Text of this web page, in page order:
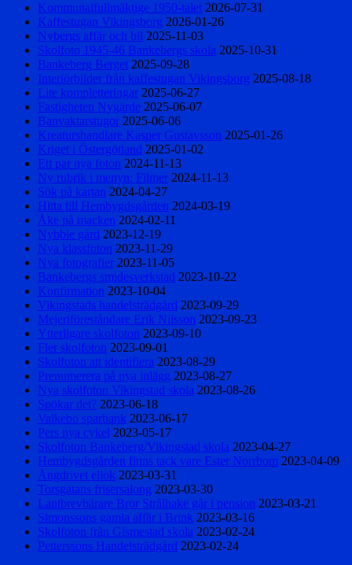
Kommunalfullmäktige 1950-talet 2026-07-31
Kaffestugan Vikingsborg 2026-01-26
Nybergs affär och bil 2025-11-03
Skolfoto 1945-46 Bankebergs skola 2025-10-31
Bankeberg Berget 2025-09-28
Interiörbilder från kaffestugan Vikingsborg 2025-08-18
Lite kompletteringar 2025-06-27
Fastigheten Nygärde 2025-06-07
Banvaktarstugor 2025-06-06
Kreaturshandlare Kasper Gustavsson 2025-01-26
Kriget i Östergötland 2025-01-02
Ett par nya foton 2024-11-13
Ny rubrik i menyn: Filmer 2024-11-13
Sök på kartan 2024-04-27
Hitta till Hembygdsgården 2024-03-19
Åke på macken 2024-02-11
Nybble gård 2023-12-19
Nya klassfoton 2023-11-29
Nya fotografier 2023-11-05
Bankebergs smidesverkstad 2023-10-22
Konfirmation 2023-10-04
Vikingstads handelsträdgård 2023-09-29
Mejeriföreståndare Erik Nilsson 2023-09-23
Ytterligare skolfoton 2023-09-10
Fler skolfoton 2023-09-01
Skolfoton att identifiera 2023-08-29
Prenumerera på nya inlägg 2023-08-27
Nya skolfoton Vikingstad skola 2023-08-26
Spökar det? 2023-06-18
Valkebo sparbank 2023-06-17
Pers nya cykel 2023-05-17
Skolfoton Bankeberg/Vikingstad skola 2023-04-27
Hembygdsgården finns tack vare Ester Norrbom 2023-04-09
Ångdrivet ellok 2023-03-31
Torsgatans frisersalong 2023-03-30
Lantbrevbärare Bror Strålhake går i pension 2023-03-21
Simonssons gamla affär i Brink 2023-03-16
Skolfoton från Gismestad skola 2023-02-24
Petterssons Handelsträdgård 2023-02-24